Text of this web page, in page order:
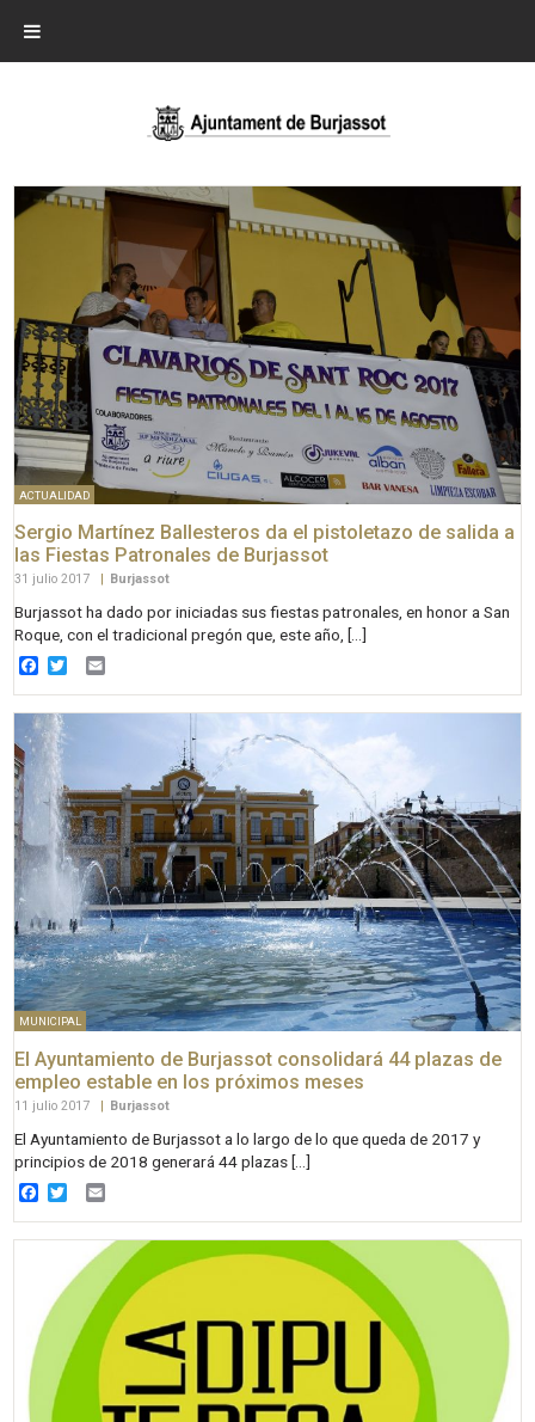
ACTUALIDAD
Sergio Martínez Ballesteros da el pistoletazo de salida a
las Fiestas Patronales de Burjassot
31 julio 2017 Burjassot
Burjassot ha dado por iniciadas sus fiestas patronales, en honor a San
Roque, con el tradicional pregón que, este año, […]
Facebook
Twitter
MUNICIPAL
El Ayuntamiento de Burjassot consolidará 44 plazas de
empleo estable en los próximos meses
11 julio 2017 | Burjassot
El Ayuntamiento de Burjassot a lo largo de lo que queda de 2017 y
principios de 2018 generará 44 plazas […]
Facebook
Twitter